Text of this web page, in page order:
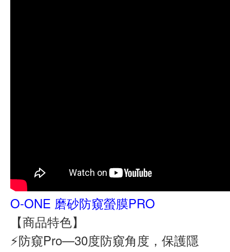
O-ONE 磨砂防窺螢膜PRO
【商品特色】
⚡防窺Pro—30度防窺角度，保護隱